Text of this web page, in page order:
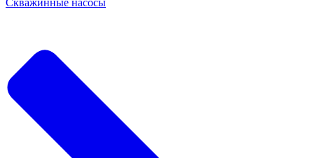
Скважинные насосы